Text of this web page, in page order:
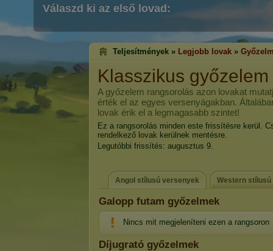
Válaszd ki az első lovad:
Teljesítmények » Legjobb lovak »
Klasszikus
A győzelem rangsorolás azon lovakat
érték el az egyes versenyágakban.
lovak érik el a legmagasabb szintet!
Ez a rangsorolás minden este frissítésre kerül.
rendelkező lovak kerülnek mentésre.
Legutóbbi frissítés: augusztus 9.
Angol stílusú versenyek Western
Galopp futam győzelmek
Nincs mit megjeleníteni ezen a rangsoron
Díjugrató győzelmek